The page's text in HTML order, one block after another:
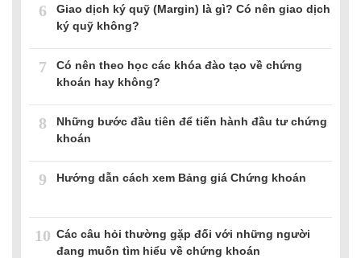
6
Giao dịch ký quỹ (Margin) là gì? Có nên giao dịch
ký quỹ không?
7
Có nên theo học các khóa đào tạo về chứng
khoán hay không?
8
Những bước đầu tiên để tiến hành đầu tư chứng
khoán
9 Hướng dẫn cách xem Bảng giá Chứng khoán
10 Các câu hỏi thường gặp đối với những người
đang muốn tìm hiểu về chứng khoán